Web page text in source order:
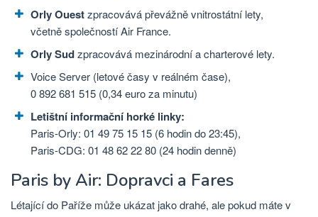
Orly Ouestzpracovává převážně vnitrostátní lety,
včetně společností Air France.
Orly Sudzpracovává mezinárodní a charterové lety.
Voice Server (letové časy v reálném čase),
0 892 681 515 (0,34 euro za minutu)
Letištní informační horké linky:
Paris-Orly: 01 49 75 15 15 (6 hodin do 23:45),
Paris-CDG: 01 48 62 22 80 (24 hodin denně)
Paris by Air: Dopravci a Fares
Létající do Paříže může ukázat jako drahé, ale pokud máte v